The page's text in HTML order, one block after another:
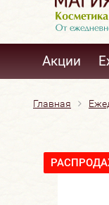
Акции
Главная